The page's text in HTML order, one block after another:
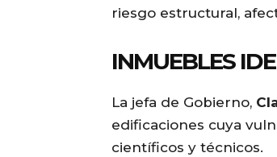
riesgo estructural,
INMUEBLES
La jefa de Gobierno,
edificaciones cuya
científicos y técnicos.